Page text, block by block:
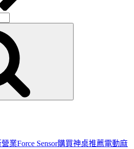
業Force Sensor購買神桌推薦電動麻